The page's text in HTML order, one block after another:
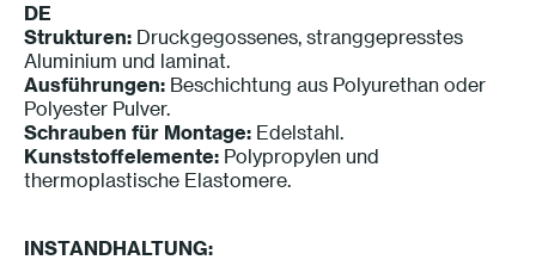
DE
Strukturen: Druckgegossenes, stranggepresstes
Aluminium und laminat.
Ausführungen: Beschichtung aus Polyurethan oder
Polyester Pulver.
Schrauben für Montage: Edelstahl.
Kunststoffelemente: Polypropylen und
thermoplastische Elastomere.
INSTANDHALTUNG: